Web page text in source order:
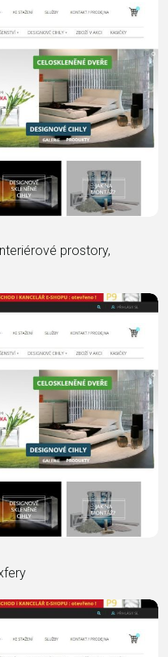
prostory,